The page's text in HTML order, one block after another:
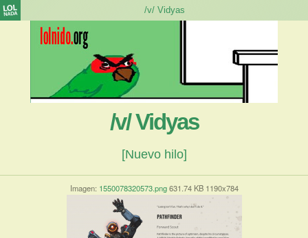
/v/ Vidyas
[Nuevo hilo]
Imagen: 1550078320573.png 631.74 KB 1190x784